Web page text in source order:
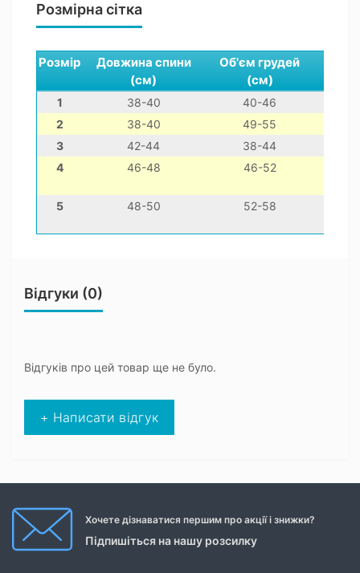
Розмірна сітка
Розмір
Довжина спини
(см)
Об'єм грудей
(см)
1 38-40 40-46
2
38-40 49-55
3
42-44 38-44
4
46-48 46-52
5 48-50 52-58
Відгуки (0)
Відгуків про цей товар ще не було.
+ Написати відгук
Хочете дізнаватися першим про акції і знижки?
Підпишіться на нашу розсилку